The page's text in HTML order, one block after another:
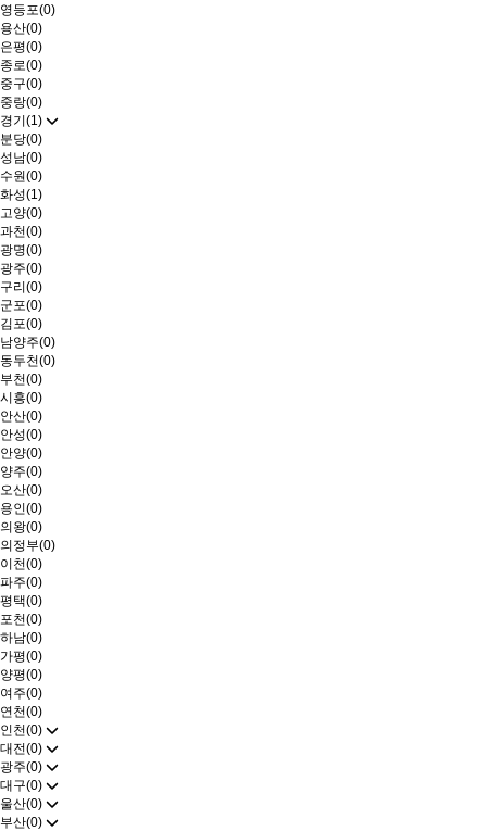
영등포(0)
용산(0)
은평(0)
종로(0)
중구(0)
중랑(0)
경기(1)
분당(0)
성남(0)
수원(0)
화성(1)
고양(0)
과천(0)
광명(0)
광주(0)
구리(0)
군포(0)
김포(0)
남양주(0)
동두천(0)
부천(0)
시흥(0)
안산(0)
안성(0)
안양(0)
양주(0)
오산(0)
용인(0)
의왕(0)
의정부(0)
이천(0)
파주(0)
평택(0)
포천(0)
하남(0)
가평(0)
양평(0)
여주(0)
연천(0)
인천(0)
대전(0)
광주(0)
대구(0)
울산(0)
부산(0)